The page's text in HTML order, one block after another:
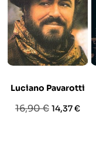
Luciano Pavarotti
Prezzo
16,90 € Prezzo
14,37 €